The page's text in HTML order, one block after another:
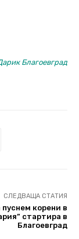
Благоевград
СЛЕДВАЩА СТАТИЯ
корени в
стартира в
Благоевград